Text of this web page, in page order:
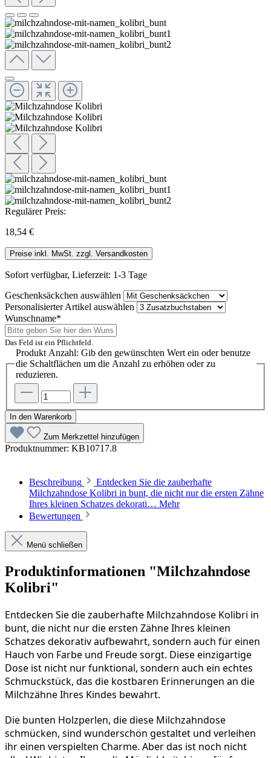
Regulärer Preis:
18,54 €
Preise inkl. MwSt. zzgl. Versandkosten
Sofort verfügbar, Lieferzeit: 1-3 Tage
Geschenksäckchen auswählen
Personalisierter Artikel auswählen
Wunschname*
Das Feld ist ein Pflichtfeld.
Produkt Anzahl: Gib den gewünschten Wert ein oder benutze
die Schaltflächen um die Anzahl zu erhöhen oder zu
reduzieren.
In den Warenkorb
Zum Merkzettel hinzufügen
Produktnummer: KB10717.8
Beschreibung
Entdecken Sie die zauberhafte
Milchzahndose Kolibri in bunt, die nicht nur die ersten Zähne
Ihres kleinen Schatzes dekorati… Mehr
Bewertungen
Menü schließen
Produktinformationen "Milchzahndose
Kolibri"
Entdecken Sie die zauberhafte Milchzahndose Kolibri in
bunt, die nicht nur die ersten Zähne Ihres kleinen
Schatzes dekorativ aufbewahrt, sondern auch für einen
Hauch von Farbe und Freude sorgt. Diese einzigartige
Dose ist nicht nur funktional, sondern auch ein echtes
Schmuckstück, das die kostbaren Erinnerungen an die
Milchzähne Ihres Kindes bewahrt.
Die bunten Holzperlen, die diese Milchzahndose
schmücken, sind wunderschön gestaltet und verleihen
ihr einen verspielten Charme. Aber das ist noch nicht